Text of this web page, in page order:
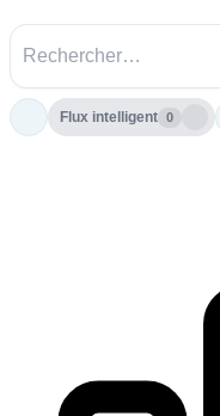
Flux intelligent 0